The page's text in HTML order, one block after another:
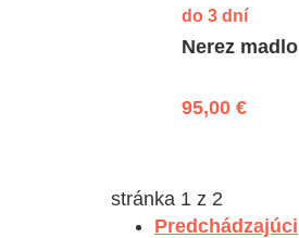
do 3 dní
Nerez
95,00 €
stránka 1 z 2
Predchádzajúci